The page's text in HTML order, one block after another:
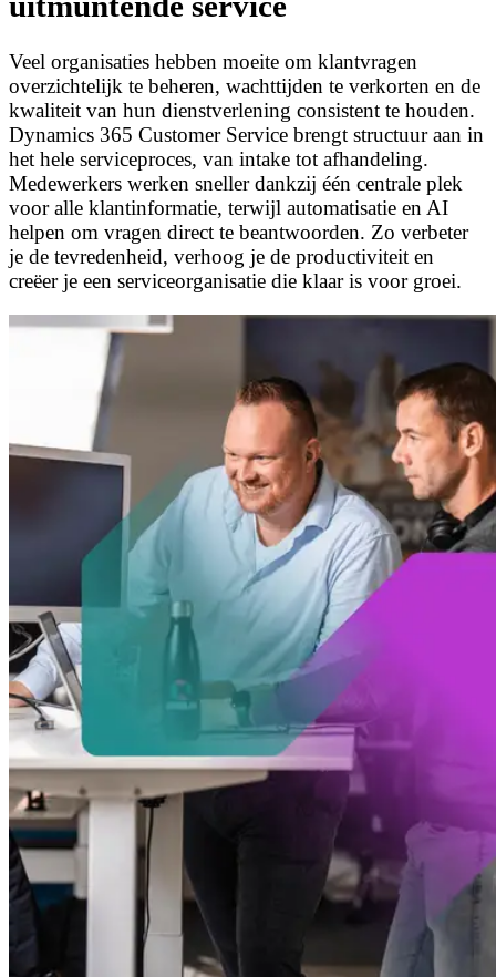
Veel organisaties hebben moeite om klantvragen
overzichtelijk te beheren, wachttijden te verkorten en de
kwaliteit van hun dienstverlening consistent te houden.
Dynamics 365 Customer Service brengt structuur aan in
het hele serviceproces, van intake tot afhandeling.
Medewerkers werken sneller dankzij één centrale plek
voor alle klantinformatie, terwijl automatisatie en AI
helpen om vragen direct te beantwoorden. Zo verbeter
je de tevredenheid, verhoog je de productiviteit en
creëer je een serviceorganisatie die klaar is voor groei.